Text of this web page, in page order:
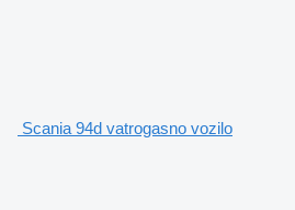
Scania 94d vatrogasno vozilo